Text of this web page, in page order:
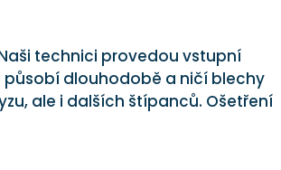
technici provedou vstupní
působí dlouhodobě a ničí blechy
ale i dalších štípanců. Ošetření